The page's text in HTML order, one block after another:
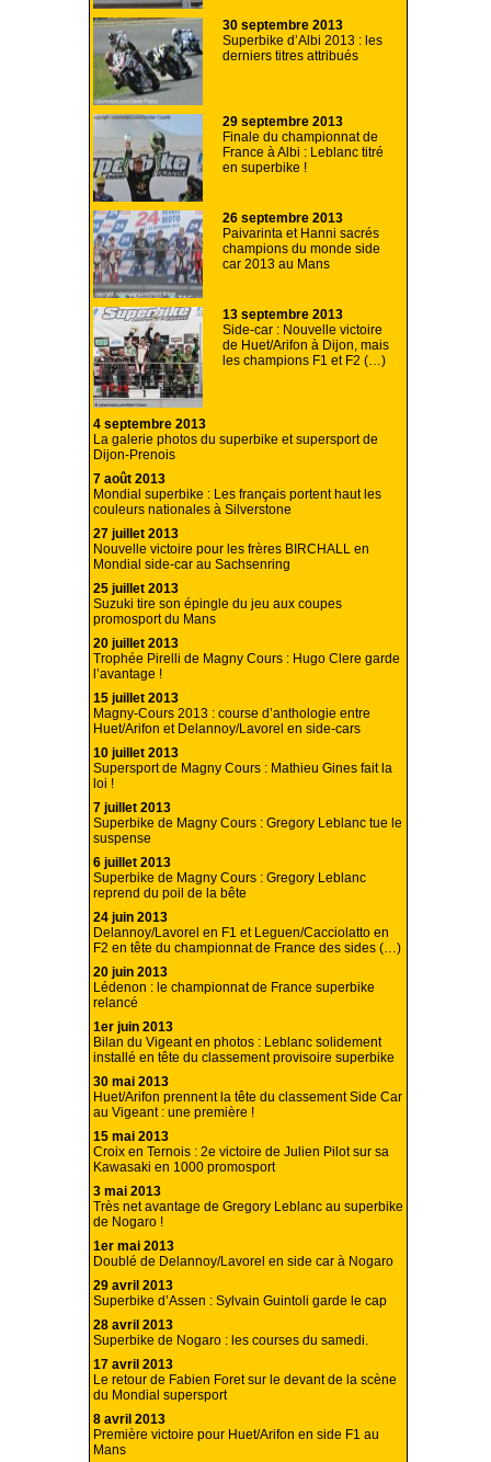
30 septembre 2013
Superbike d’Albi 2013 : les
derniers titres attribués
29 septembre 2013
Finale du championnat de
France à Albi : Leblanc titré
en superbike !
26 septembre 2013
Paivarinta et Hanni sacrés
champions du monde side
car 2013 au Mans
13 septembre 2013
Side-car : Nouvelle victoire
de Huet/Arifon à Dijon, mais
les champions F1 et F2 (…)
4 septembre 2013
La galerie photos du superbike et supersport de
Dijon-Prenois
7 août 2013
Mondial superbike : Les français portent haut les
couleurs nationales à Silverstone
27 juillet 2013
Nouvelle victoire pour les frères BIRCHALL en
Mondial side-car au Sachsenring
25 juillet 2013
Suzuki tire son épingle du jeu aux coupes
promosport du Mans
20 juillet 2013
Trophée Pirelli de Magny Cours : Hugo Clere garde
l’avantage !
15 juillet 2013
Magny-Cours 2013 : course d’anthologie entre
Huet/Arifon et Delannoy/Lavorel en side-cars
10 juillet 2013
Supersport de Magny Cours : Mathieu Gines fait la
loi !
7 juillet 2013
Superbike de Magny Cours : Gregory Leblanc tue le
suspense
6 juillet 2013
Superbike de Magny Cours : Gregory Leblanc
reprend du poil de la bête
24 juin 2013
Delannoy/Lavorel en F1 et Leguen/Cacciolatto en
F2 en tête du championnat de France des sides (…)
20 juin 2013
Lédenon : le championnat de France superbike
relancé
1er juin 2013
Bilan du Vigeant en photos : Leblanc solidement
installé en tête du classement provisoire superbike
30 mai 2013
Huet/Arifon prennent la tête du classement Side Car
au Vigeant : une première !
15 mai 2013
Croix en Ternois : 2e victoire de Julien Pilot sur sa
Kawasaki en 1000 promosport
3 mai 2013
Très net avantage de Gregory Leblanc au superbike
de Nogaro !
1er mai 2013
Doublé de Delannoy/Lavorel en side car à Nogaro
29 avril 2013
Superbike d’Assen : Sylvain Guintoli garde le cap
28 avril 2013
Superbike de Nogaro : les courses du samedi.
17 avril 2013
Le retour de Fabien Foret sur le devant de la scène
du Mondial supersport
8 avril 2013
Première victoire pour Huet/Arifon en side F1 au
Mans